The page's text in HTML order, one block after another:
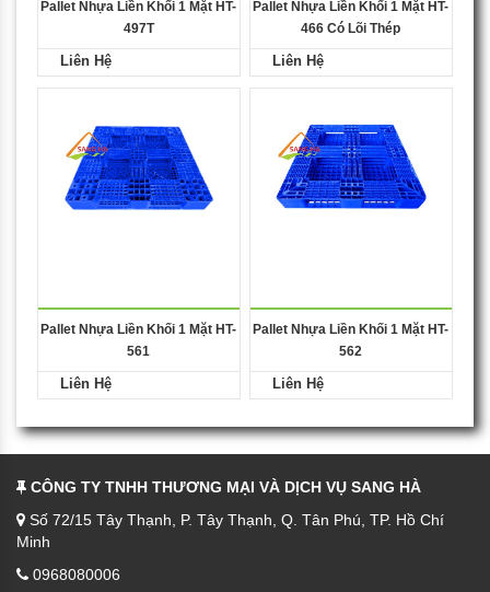
Pallet Nhựa Liền Khối 1 Mặt HT-
497T
Liên Hệ
Pallet Nhựa Liền Khối 1 Mặt HT-
466 Có Lõi Thép
Liên Hệ
Pallet Nhựa Liền Khối 1 Mặt HT-
561
Liên Hệ
Pallet Nhựa Liền Khối 1 Mặt HT-
562
Liên Hệ
CÔNG TY TNHH THƯƠNG MẠI VÀ DỊCH VỤ SANG HÀ
Số 72/15 Tây Thạnh, P. Tây Thạnh, Q. Tân Phú, TP. Hồ Chí
Minh
0968080006